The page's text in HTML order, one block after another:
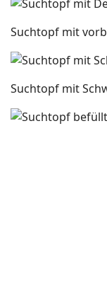
Suchtopf mit
Suchtopf mit